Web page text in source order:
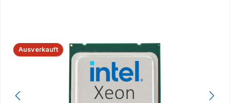
Bildergalerie überspringen
Ausverkauft